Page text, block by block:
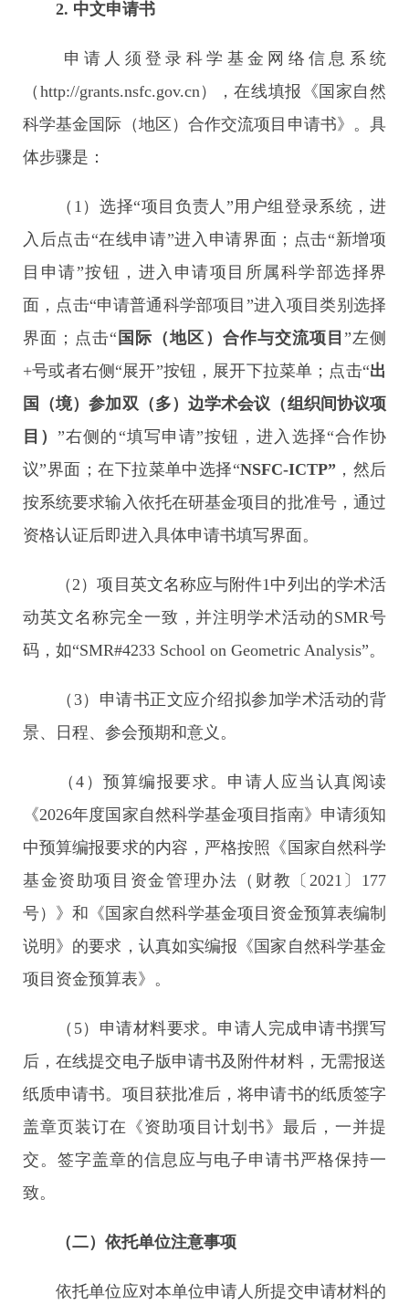
2. 中文申请书
申请人须登录科学基金网络信息系统
（http://grants.nsfc.gov.cn），在线填报《国家自然
科学基金国际（地区）合作交流项目申请书》。具
体步骤是：
（1）选择“项目负责人”用户组登录系统，进
入后点击“在线申请”进入申请界面；点击“新增项
目申请”按钮，进入申请项目所属科学部选择界
面，点击“申请普通科学部项目”进入项目类别选择
界面；点击“ 国际（地区）合作与交流项目 ”左侧
+号或者右侧“展开”按钮，展开下拉菜单；点击“出
国（境）参加双（多）边学术会议（组织间协议项
目）”右侧的“填写申请”按钮，进入选择“合作协
议”界面；在下拉菜单中选择“NSFC-ICTP” ，然后
按系统要求输入依托在研基金项目的批准号，通过
资格认证后即进入具体申请书填写界面。
（2）项目英文名称应与附件1中列出的学术活
动英文名称完全一致，并注明学术活动的SMR号
码，如“SMR#4233 School on Geometric Analysis”。
（3）申请书正文应介绍拟参加学术活动的背
景、日程、参会预期和意义。
（4）预算编报要求。申请人应当认真阅读
《2026年度国家自然科学基金项目指南》申请须知
中预算编报要求的内容，严格按照《国家自然科学
基金资助项目资金管理办法（财教〔2021〕177
号）》和《国家自然科学基金项目资金预算表编制
说明》的要求，认真如实编报《国家自然科学基金
项目资金预算表》。
（5）申请材料要求。申请人完成申请书撰写
后，在线提交电子版申请书及附件材料，无需报送
纸质申请书。项目获批准后，将申请书的纸质签字
盖章页装订在《资助项目计划书》最后，一并提
交。签字盖章的信息应与电子申请书严格保持一
致。
（二）依托单位注意事项
依托单位应对本单位申请人所提交申请材料的